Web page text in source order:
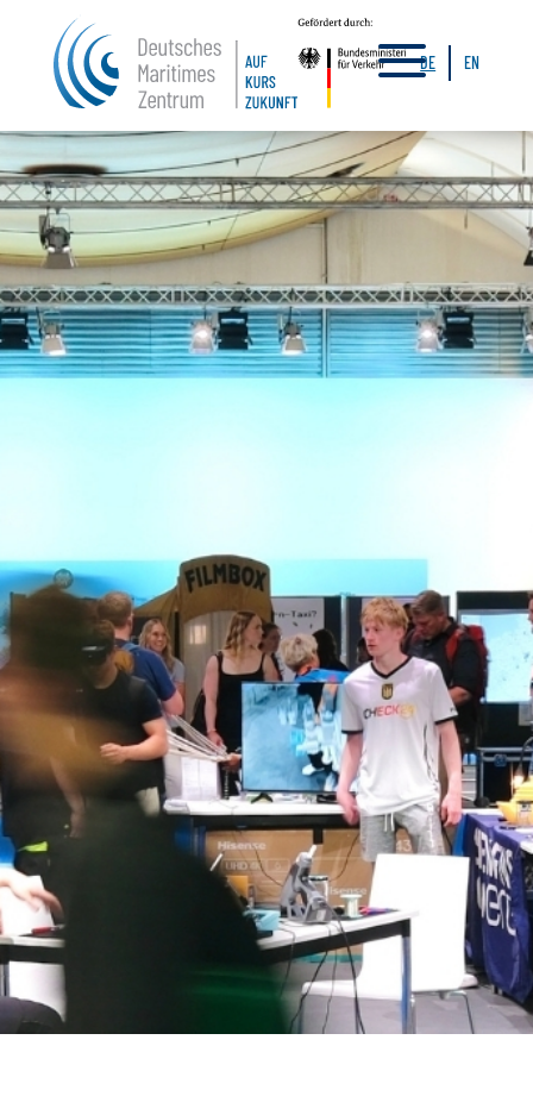
a
DE EN